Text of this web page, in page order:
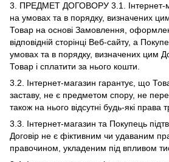
3. ПРЕДМЕТ ДОГОВОРУ 3.1. Інтернет-
на умовах та в порядку, визначених
Товар на основі Замовлення,
відповідній сторінці Веб-сайту, а
умовах та в порядку, визначених цим
Товар і сплатити за нього кошти.
3.2. Інтернет-магазин гарантує, що
заставу, не є предметом спору, не
також на нього відсутні будь-які права
3.3. Інтернет-магазин та Покупець
Договір не є фіктивним чи удаваним
правочином, укладеним під впливом